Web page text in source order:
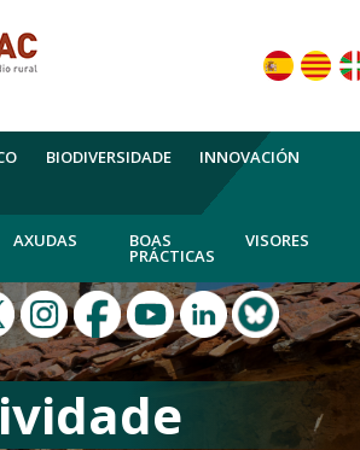
BIODIVERSIDADE INNOVACIÓN
AXUDAS BOAS
PRÁCTICAS
VISORES